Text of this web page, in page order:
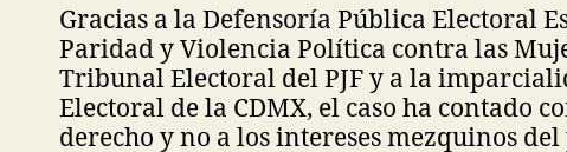
Gracias a la Defensoría Pública Electoral
Paridad y Violencia Política contra las
Tribunal Electoral del PJF y a la
Electoral de la CDMX, el caso ha contado
derecho y no a los intereses mezquinos